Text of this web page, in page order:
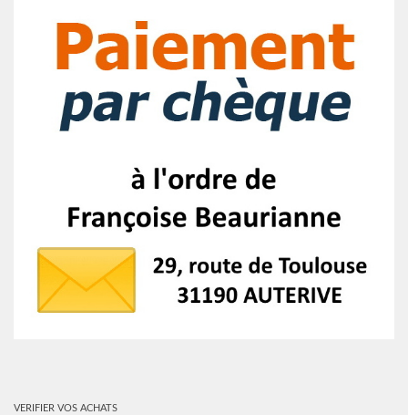
VERIFIER VOS ACHATS